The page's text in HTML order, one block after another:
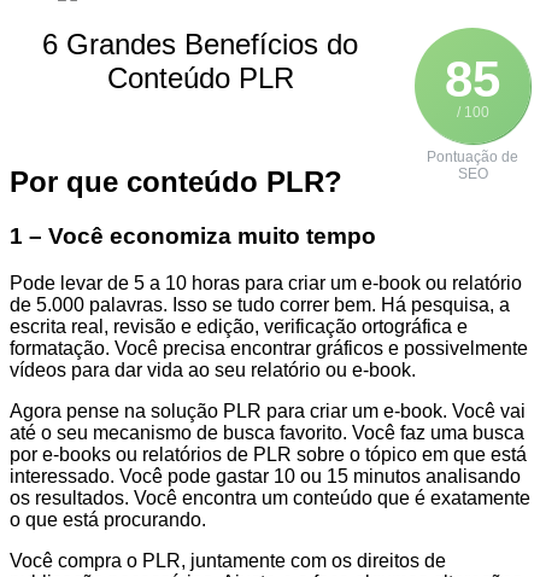
85
/ 100
Pontuação de
SEO
6 Grandes Benefícios do
Conteúdo PLR
Por que conteúdo PLR?
1 – Você economiza muito tempo
Pode levar de 5 a 10 horas para criar um e-book ou relatório
de 5.000 palavras. Isso se tudo correr bem. Há pesquisa, a
escrita real, revisão e edição, verificação ortográfica e
formatação. Você precisa encontrar gráficos e possivelmente
vídeos para dar vida ao seu relatório ou e-book.
Agora pense na solução PLR para criar um e-book. Você vai
até o seu mecanismo de busca favorito. Você faz uma busca
por e-books ou relatórios de PLR ​​sobre o tópico em que está
interessado. Você pode gastar 10 ou 15 minutos analisando
os resultados. Você encontra um conteúdo que é exatamente
o que está procurando.
Você compra o PLR, juntamente com os direitos de